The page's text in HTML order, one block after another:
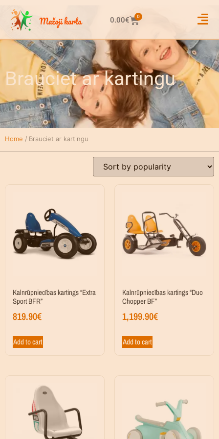
0.00€ 0
Brauciet ar kartingu
Home / Brauciet ar kartingu
Kalnrūpniecības kartings “Extra
Sport BFR”
819.90€
Add to cart
Kalnrūpniecības kartings “Duo
Chopper BF”
1,199.90€
Add to cart